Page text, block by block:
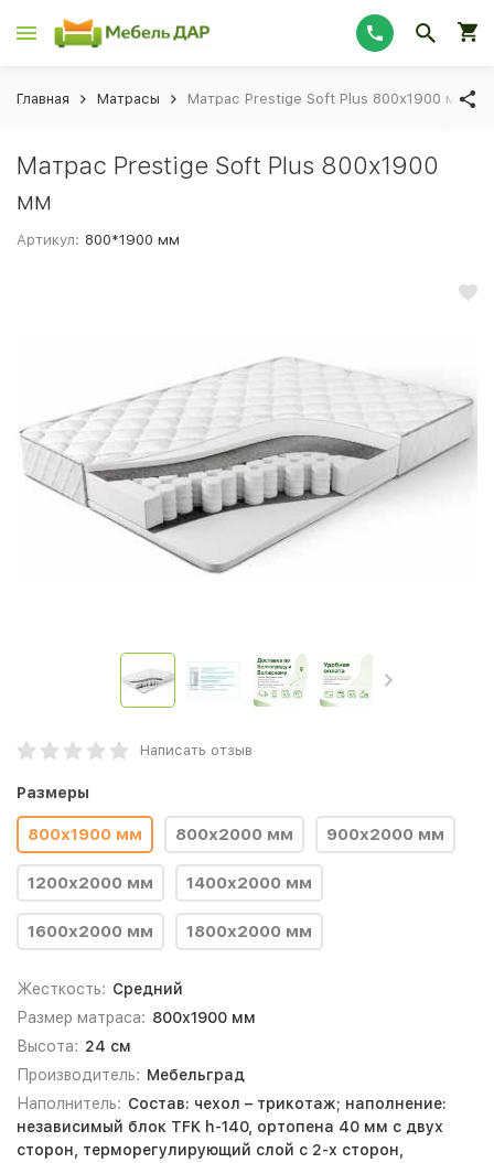
Главная Матрасы Матрас Prestige Soft Plus 800х1900 мм
Матрас Prestige Soft Plus 800х1900
мм
Артикул: 800*1900 мм
Написать отзыв
Размеры
800х1900 мм 800х2000 мм 900х2000 мм
1200х2000 мм 1400x2000 мм
1600х2000 мм 1800х2000 мм
Жесткость: Средний
Размер матраса: 800х1900 мм
Высота: 24 см
Производитель: Мебельград
Наполнитель: Состав: чехол – трикотаж; наполнение:
независимый блок TFK h-140, ортопена 40 мм с двух
сторон, терморегулирующий слой с 2-х сторон,